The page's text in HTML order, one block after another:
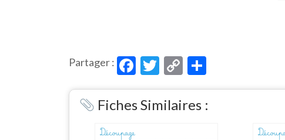
Partager : Facebook
Twitter
Copy
Link
Fiches Similaires :